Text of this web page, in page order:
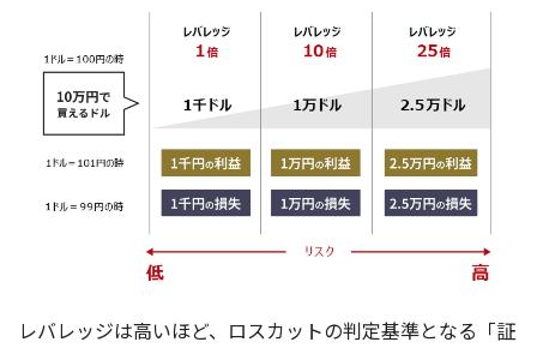
レバレッジは高いほど、ロスカットの判定基準となる「証